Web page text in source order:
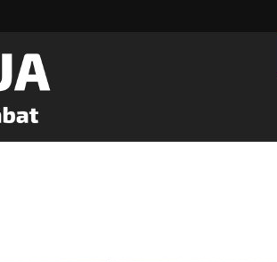
Bukan Semata Akibat Tailing Freeport